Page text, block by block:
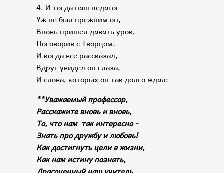
4. И тогда наш педагог -
Уж не был прежним он,
Вновь пришел давать урок,
Поговорив с Творцом.
И когда все рассказал,
Вдруг увидел он глаза,
И слова, которых он так долго ждал:
**Уважаемый профессор,
Расскажите вновь и вновь,
То, что нам так интересно -
Знать про дружбу и любовь!
Как достигнуть цели в жизни,
Как нам истину познать,